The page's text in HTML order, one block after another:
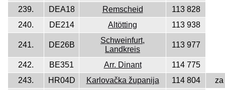
239.
DEA18 Remscheid
113 828
240.
DE214 Altötting 113 938
241. DE26B
Schweinfurt,
Landkreis
113 977
242. BE351 Arr. Dinant
114 775
243.
HR04D Karlovačka županija 114 804
za